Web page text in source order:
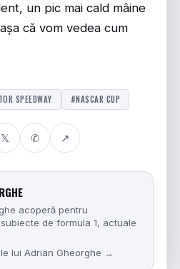
un pic mai cald mâine
că vom vedea cum
SPEEDWAY #NASCAR CUP
𝕏 ✆ ↗
acoperă pentru
de formula 1, actuale
lui Adrian Gheorghe →